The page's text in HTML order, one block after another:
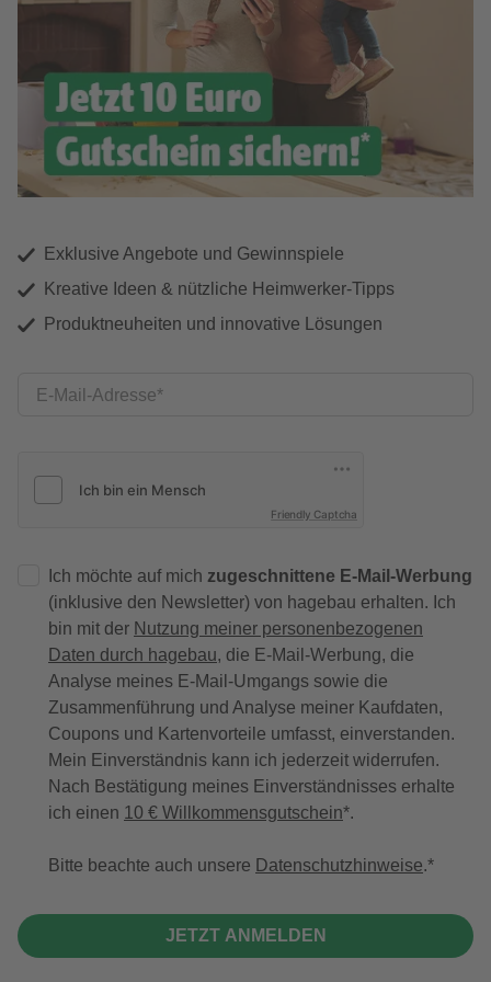
Exklusive Angebote und Gewinnspiele
Kreative Ideen & nützliche Heimwerker-Tipps
Produktneuheiten und innovative Lösungen
E-Mail-Adresse
Friendly Captcha
Ich möchte auf mich zugeschnittene E-Mail-Werbung
(inklusive den Newsletter) von hagebau erhalten. Ich
bin mit der Nutzung meiner personenbezogenen
Daten durch hagebau, die E-Mail-Werbung, die
Analyse meines E-Mail-Umgangs sowie die
Zusammenführung und Analyse meiner Kaufdaten,
Coupons und Kartenvorteile umfasst, einverstanden.
Mein Einverständnis kann ich jederzeit widerrufen.
Nach Bestätigung meines Einverständnisses erhalte
ich einen 10 € Willkommensgutschein*.
Bitte beachte auch unsere Datenschutzhinweise.
JETZT ANMELDEN